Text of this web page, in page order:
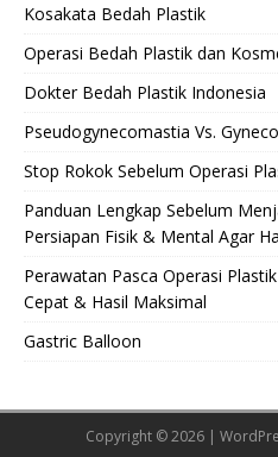
Kosakata Bedah Plastik
Operasi Bedah Plastik dan
Dokter Bedah Plastik Indonesia
Pseudogynecomastia Vs.
Stop Rokok Sebelum Operasi
Panduan Lengkap Sebelum
Persiapan Fisik & Mental Agar
Perawatan Pasca Operasi
Cepat & Hasil Maksimal
Gastric Balloon
Copyright © 2026 |